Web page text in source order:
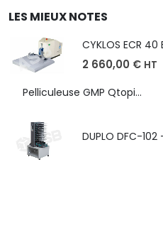
LES MIEUX NOTES
2 660,00 € HT
Pelliculeuse GMP Qtopic 380 d'occasion